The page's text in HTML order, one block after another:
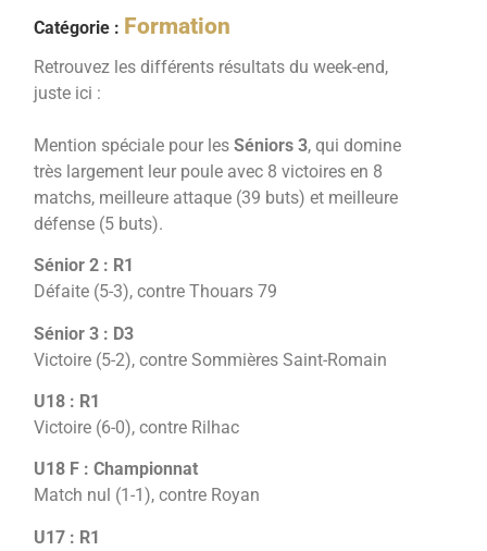
Catégorie : Formation
Retrouvez les différents résultats du week-end,
juste ici :
Mention spéciale pour lesSéniors 3, qui domine
très largement leur poule avec 8 victoires en 8
matchs, meilleure attaque (39 buts) et meilleure
défense (5 buts).
Sénior 2 : R1
Défaite (5-3), contre Thouars 79
Sénior 3 : D3
Victoire (5-2), contre Sommières Saint-Romain
U18 : R1
Victoire (6-0), contre Rilhac
U18 F : Championnat
Match nul (1-1), contre Royan
U17 : R1